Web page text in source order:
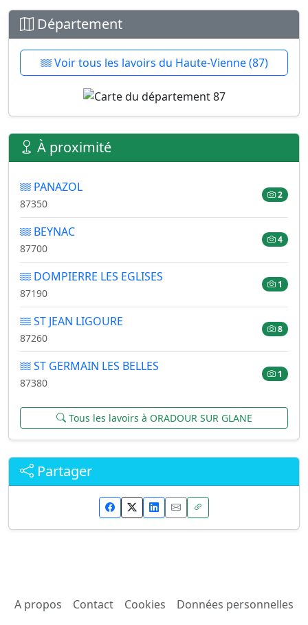
Département
Voir tous les lavoirs du Haute-Vienne (87)
À proximité
PANAZOL
87350
2
BEYNAC
87700
4
DOMPIERRE LES EGLISES
87190
1
ST JEAN LIGOURE
87260
8
ST GERMAIN LES BELLES
87380
1
Tous les lavoirs à ORADOUR SUR GLANE
Partager
A propos Contact Cookies
Données personnelles